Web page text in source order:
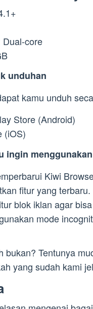
Dual-core
unduhan
kamu unduh
Store (Android)
(iOS)
ingin
Kiwi
fitur yang terbaru.
blok iklan agar
mode
bukan? Tentunya
yang sudah kami